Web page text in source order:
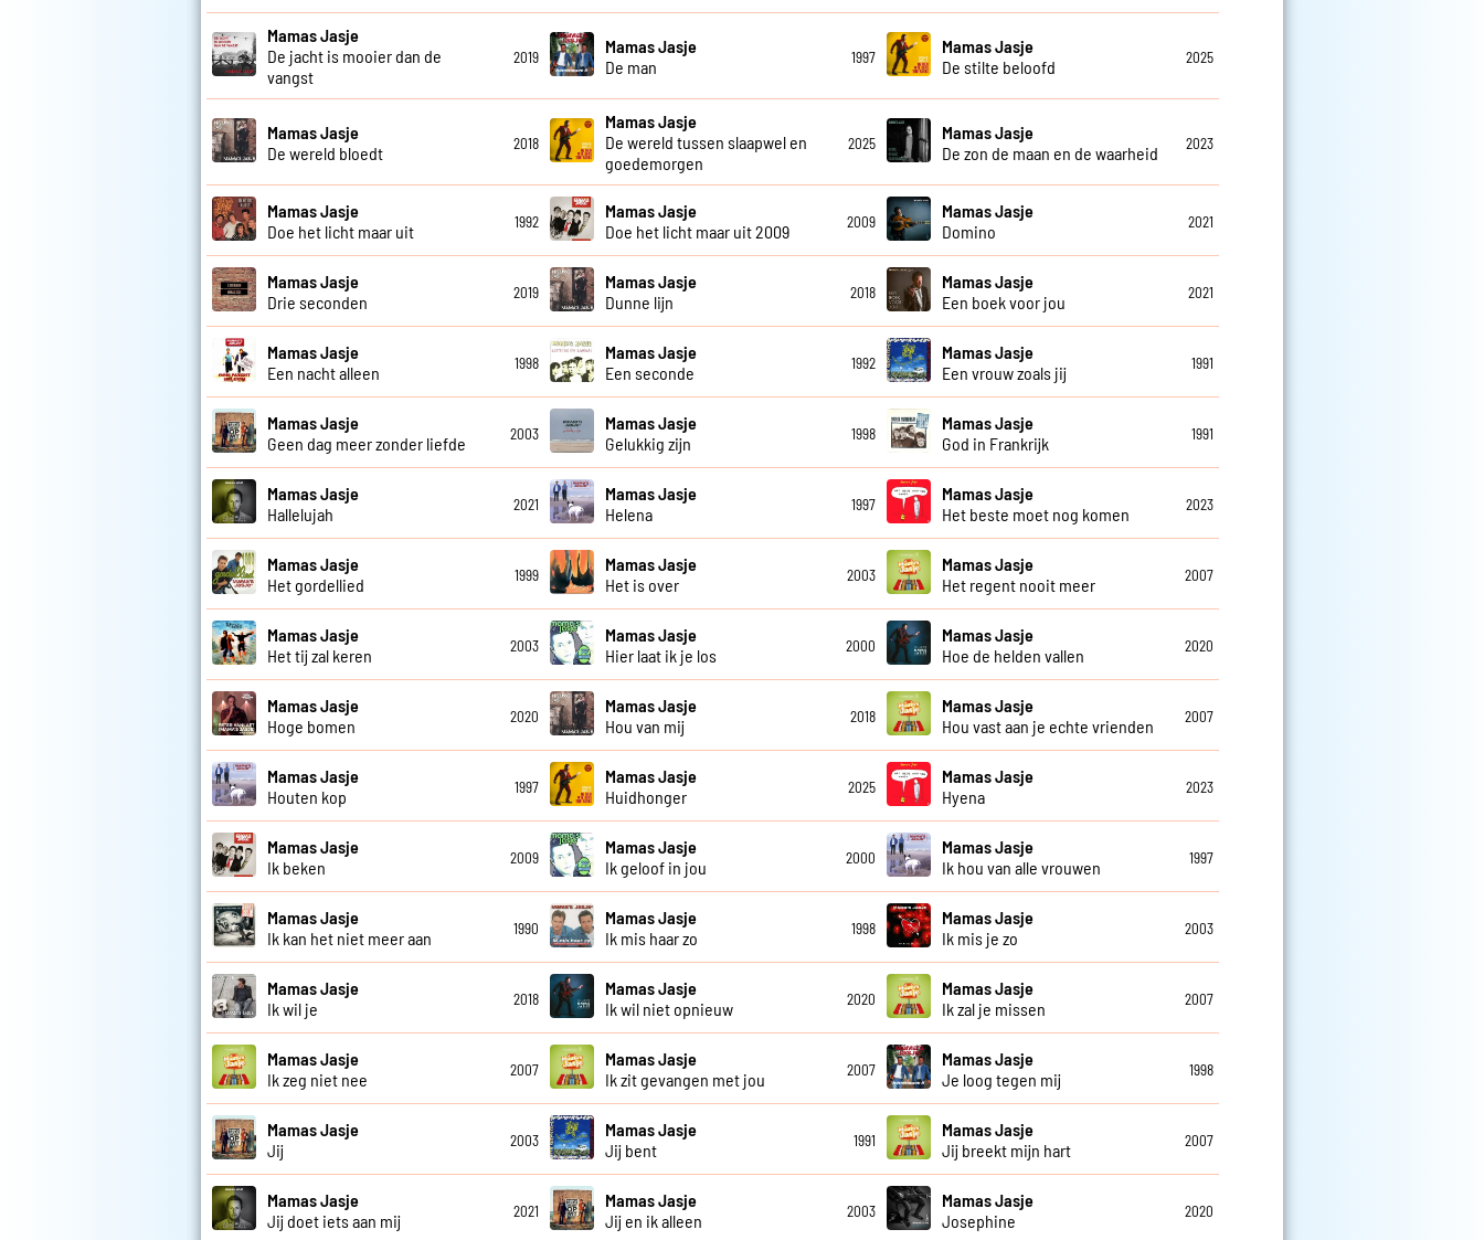
Mamas Jasje
De jacht is mooier dan de
vangst
2019
Mamas Jasje
De man
1997
Mamas Jasje
De stilte beloofd
2025
Mamas Jasje
De wereld bloedt
2018
Mamas Jasje
De wereld tussen slaapwel en
goedemorgen
2025
Mamas Jasje
De zon de maan en de waarheid
2023
Mamas Jasje
Doe het licht maar uit
1992
Mamas Jasje
Doe het licht maar uit 2009
2009
Mamas Jasje
Domino
2021
Mamas Jasje
Drie seconden
2019
Mamas Jasje
Dunne lijn
2018
Mamas Jasje
Een boek voor jou
2021
Mamas Jasje
Een nacht alleen
1998
Mamas Jasje
Een seconde
1992
Mamas Jasje
Een vrouw zoals jij
1991
Mamas Jasje
Geen dag meer zonder liefde
2003
Mamas Jasje
Gelukkig zijn
1998
Mamas Jasje
God in Frankrijk
1991
Mamas Jasje
Hallelujah
2021
Mamas Jasje
Helena
1997
Mamas Jasje
Het beste moet nog komen
2023
Mamas Jasje
Het gordellied
1999
Mamas Jasje
Het is over
2003
Mamas Jasje
Het regent nooit meer
2007
Mamas Jasje
Het tij zal keren
2003
Mamas Jasje
Hier laat ik je los
2000
Mamas Jasje
Hoe de helden vallen
2020
Mamas Jasje
Hoge bomen
2020
Mamas Jasje
Hou van mij
2018
Mamas Jasje
Hou vast aan je echte vrienden
2007
Mamas Jasje
Houten kop
1997
Mamas Jasje
Huidhonger
2025
Mamas Jasje
Hyena
2023
Mamas Jasje
Ik beken
2009
Mamas Jasje
Ik geloof in jou
2000
Mamas Jasje
Ik hou van alle vrouwen
1997
Mamas Jasje
Ik kan het niet meer aan
1990
Mamas Jasje
Ik mis haar zo
1998
Mamas Jasje
Ik mis je zo
2003
Mamas Jasje
Ik wil je
2018
Mamas Jasje
Ik wil niet opnieuw
2020
Mamas Jasje
Ik zal je missen
2007
Mamas Jasje
Ik zeg niet nee
2007
Mamas Jasje
Ik zit gevangen met jou
2007
Mamas Jasje
Je loog tegen mij
1998
Mamas Jasje
Jij
2003
Mamas Jasje
Jij bent
1991
Mamas Jasje
Jij breekt mijn hart
2007
Mamas Jasje
Jij doet iets aan mij
2021
Mamas Jasje
Jij en ik alleen
2003
Mamas Jasje
Josephine
2020